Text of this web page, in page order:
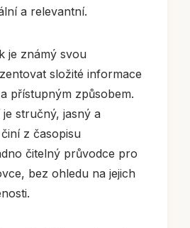
a relevantní.
je známý svou
složité informace
přístupným způsobem.
stručný, jasný a
z časopisu
čitelný průvodce pro
bez ohledu na jejich